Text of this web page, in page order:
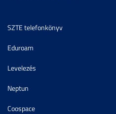
SZTE telefonkönyv
Eduroam
Levelezés
Neptun
Coospace